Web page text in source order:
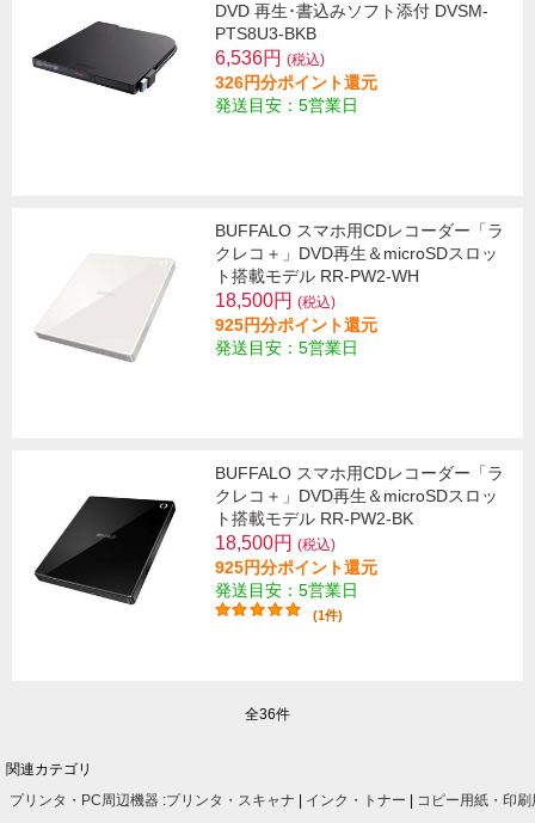
DVD 再生･書込みソフト添付 DVSM-
PTS8U3-BKB
6,536円 (税込)
326円分ポイント還元
発送目安：5営業日
BUFFALO スマホ用CDレコーダー「ラ
クレコ＋」DVD再生＆microSDスロッ
ト搭載モデル RR-PW2-WH
18,500円 (税込)
925円分ポイント還元
発送目安：5営業日
BUFFALO スマホ用CDレコーダー「ラ
クレコ＋」DVD再生＆microSDスロッ
ト搭載モデル RR-PW2-BK
18,500円 (税込)
925円分ポイント還元
発送目安：5営業日
(1件)
全36件
関連カテゴリ
プリンタ・PC周辺機器 :プリンタ・スキャナ インク・トナー コピー用紙・印刷